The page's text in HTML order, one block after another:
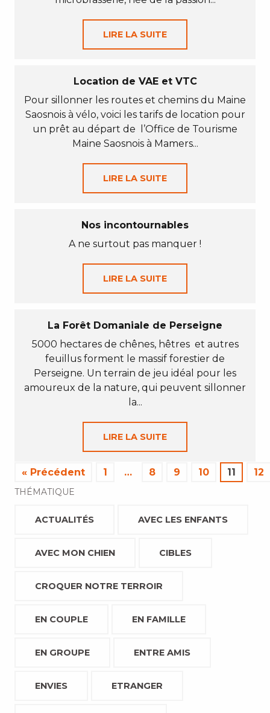
LIRE LA SUITE
Location de VAE et VTC
Pour sillonner les routes et chemins du Maine
Saosnois à vélo, voici les tarifs de location pour
un prêt au départ de l’Office de Tourisme
Maine Saosnois à Mamers...
LIRE LA SUITE
Nos incontournables
A ne surtout pas manquer !
LIRE LA SUITE
La Forêt Domaniale de Perseigne
5000 hectares de chênes, hêtres et autres
feuillus forment le massif forestier de
Perseigne. Un terrain de jeu idéal pour les
amoureux de la nature, qui peuvent sillonner
la...
LIRE LA SUITE
« Précédent 1 … 8 9 10 11 12
THÉMATIQUE
ACTUALITÉS AVEC LES ENFANTS
AVEC MON CHIEN CIBLES
CROQUER NOTRE TERROIR
EN COUPLE EN FAMILLE
EN GROUPE ENTRE AMIS
ENVIES ETRANGER